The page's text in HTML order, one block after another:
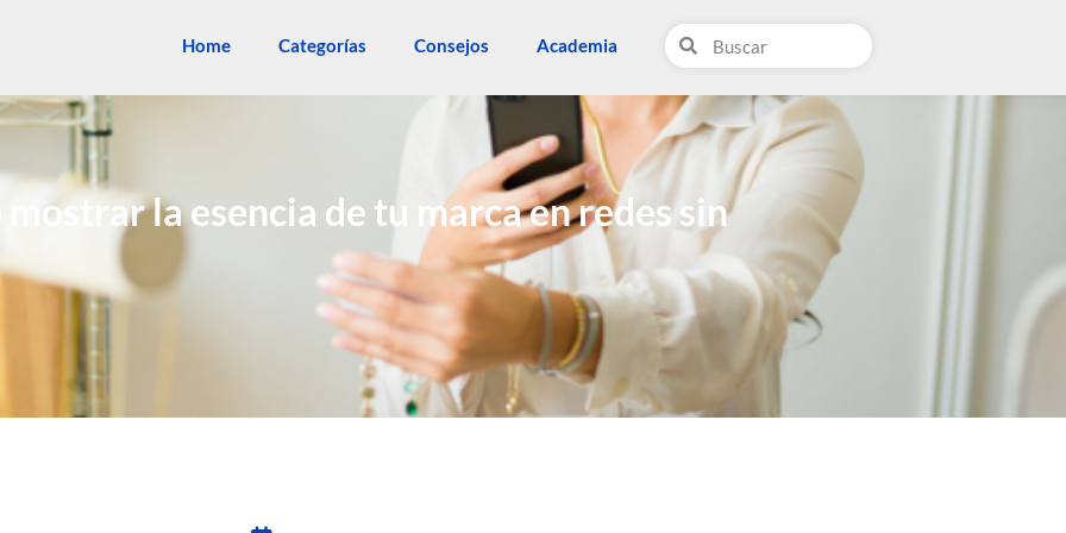
Home Categorías Consejos Academia Search
la esencia de tu marca en redes sin